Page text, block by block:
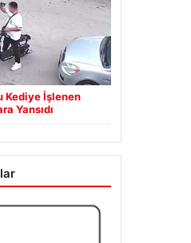
Kediye İşlenen
Yansıdı